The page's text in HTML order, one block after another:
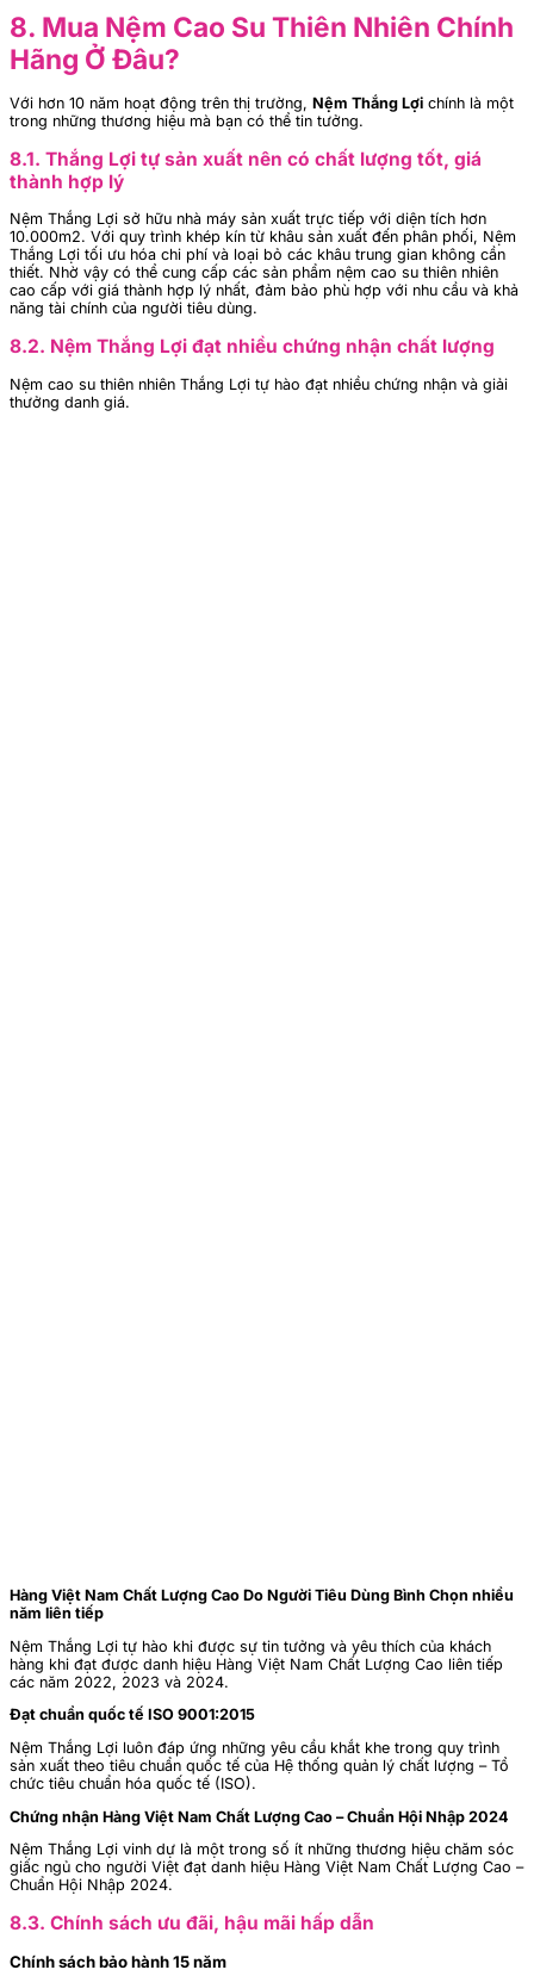
8. Mua Nệm Cao Su Thiên Nhiên Chính
Hãng Ở Đâu?
Với hơn 10 năm hoạt động trên thị trường, Nệm Thắng Lợi chính là một
trong những thương hiệu mà bạn có thể tin tưởng.
8.1. Thắng Lợi tự sản xuất nên có chất lượng tốt, giá
thành hợp lý
​​Nệm Thắng Lợi sở hữu nhà máy sản xuất trực tiếp với diện tích hơn
10.000m2. Với quy trình khép kín từ khâu sản xuất đến phân phối, Nệm
Thắng Lợi tối ưu hóa chi phí và loại bỏ các khâu trung gian không cần
thiết. Nhờ vậy có thể cung cấp các sản phẩm nệm cao su thiên nhiên
cao cấp với giá thành hợp lý nhất, đảm bảo phù hợp với nhu cầu và khả
năng tài chính của người tiêu dùng.
8.2. Nệm Thắng Lợi đạt nhiều chứng nhận chất lượng
Nệm cao su thiên nhiên Thắng Lợi tự hào đạt nhiều chứng nhận và giải
thưởng danh giá.
Hàng Việt Nam Chất Lượng Cao Do Người Tiêu Dùng Bình Chọn nhiều
năm liên tiếp
Nệm Thắng Lợi tự hào khi được sự tin tưởng và yêu thích của khách
hàng khi đạt được danh hiệu Hàng Việt Nam Chất Lượng Cao liên tiếp
các năm 2022, 2023 và 2024.
Đạt chuẩn quốc tế ISO 9001:2015
Nệm Thắng Lợi luôn đáp ứng những yêu cầu khắt khe trong quy trình
sản xuất theo tiêu chuẩn quốc tế của Hệ thống quản lý chất lượng – Tổ
chức tiêu chuẩn hóa quốc tế (ISO).
Chứng nhận Hàng Việt Nam Chất Lượng Cao – Chuẩn Hội Nhập 2024
Nệm Thắng Lợi vinh dự là một trong số ít những thương hiệu chăm sóc
giấc ngủ cho người Việt đạt danh hiệu Hàng Việt Nam Chất Lượng Cao –
Chuẩn Hội Nhập 2024.
8.3. Chính sách ưu đãi, hậu mãi hấp dẫn
Chính sách bảo hành 15 năm